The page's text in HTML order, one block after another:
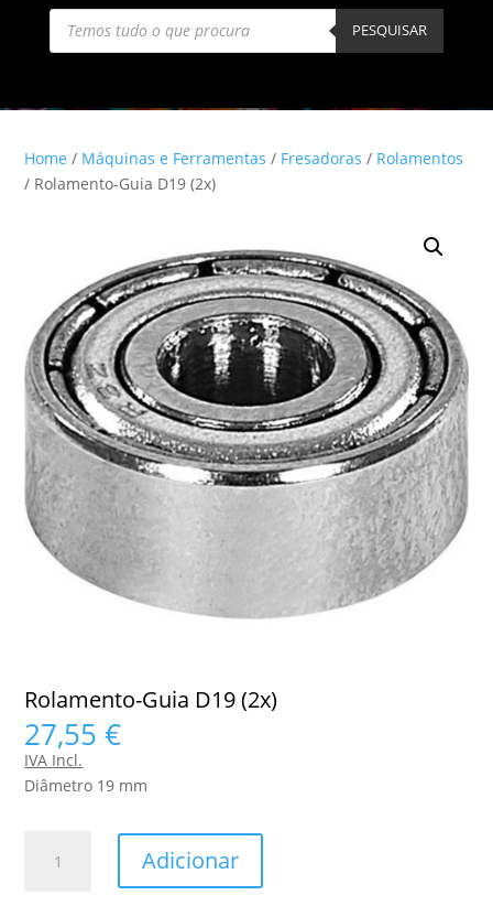
Products
search PESQUISAR
Home / Máquinas e Ferramentas / Fresadoras / Rolamentos
/ Rolamento-Guia D19 (2x)
Rolamento-Guia D19 (2x)
27,55€
IVA Incl.
Diâmetro 19 mm
Adicionar